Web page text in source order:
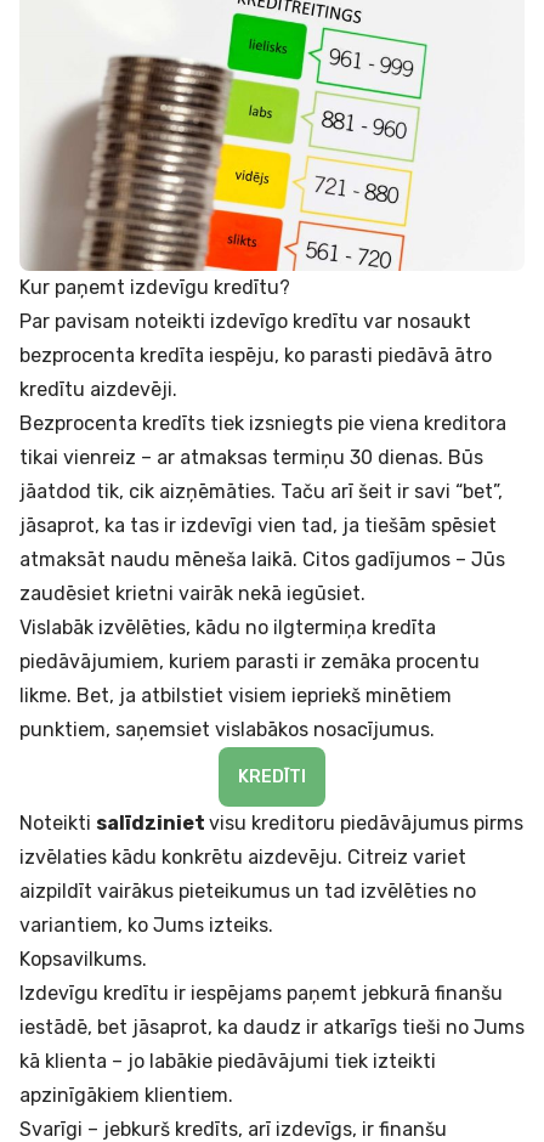
Kur paņemt izdevīgu kredītu?
Par pavisam noteikti izdevīgo kredītu var nosaukt
bezprocenta kredīta iespēju, ko parasti piedāvā ātro
kredītu aizdevēji.
Bezprocenta kredīts tiek izsniegts pie viena kreditora
tikai vienreiz – ar atmaksas termiņu 30 dienas. Būs
jāatdod tik, cik aizņēmāties. Taču arī šeit ir savi “bet”,
jāsaprot, ka tas ir izdevīgi vien tad, ja tiešām spēsiet
atmaksāt naudu mēneša laikā. Citos gadījumos – Jūs
zaudēsiet krietni vairāk nekā iegūsiet.
Vislabāk izvēlēties, kādu no ilgtermiņa kredīta
piedāvājumiem, kuriem parasti ir zemāka procentu
likme. Bet, ja atbilstiet visiem iepriekš minētiem
punktiem, saņemsiet vislabākos nosacījumus.
KREDĪTI
Noteikti salīdziniet visu kreditoru piedāvājumus pirms
izvēlaties kādu konkrētu aizdevēju. Citreiz variet
aizpildīt vairākus pieteikumus un tad izvēlēties no
variantiem, ko Jums izteiks.
Kopsavilkums.
Izdevīgu kredītu ir iespējams paņemt jebkurā finanšu
iestādē, bet jāsaprot, ka daudz ir atkarīgs tieši no Jums
kā klienta – jo labākie piedāvājumi tiek izteikti
apzinīgākiem klientiem.
Svarīgi – jebkurš kredīts, arī izdevīgs, ir finanšu